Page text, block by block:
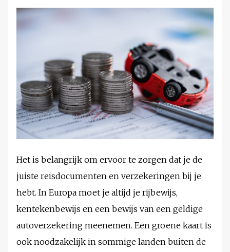
Het is belangrijk om ervoor te zorgen dat je de
juiste reisdocumenten en verzekeringen bij je
hebt. In Europa moet je altijd je rijbewijs,
kentekenbewijs en een bewijs van een geldige
autoverzekering meenemen. Een groene kaart is
ook noodzakelijk in sommige landen buiten de